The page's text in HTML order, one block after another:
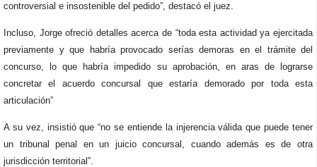
controversial e insostenible del pedido”, destacó el juez.
Incluso, Jorge ofreció detalles acerca de “toda esta actividad ya ejercitada
previamente y que habría provocado serías demoras en el trámite del
concurso, lo que habría impedido su aprobación, en aras de lograrse
concretar el acuerdo concursal que estaría demorado por toda esta
articulación”
A su vez, insistió que “no se entiende la injerencia válida que puede tener
un tribunal penal en un juicio concursal, cuando además es de otra
jurisdicción territorial”.